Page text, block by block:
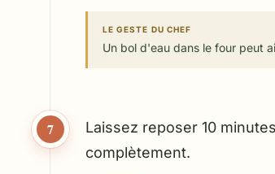
LE GESTE DU CHEF
Un bol d'eau dans le four peut
7
Laissez reposer 10
complètement.